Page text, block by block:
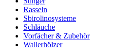
Rasseln
Sbirolinosysteme
Schläuche
Vorfächer & Zubehör
Wallerhölzer